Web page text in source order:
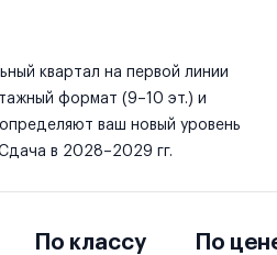
квартал на первой линии
формат (9–10 эт.) и
ваш новый уровень
в 2028–2029 гг.
По классу По